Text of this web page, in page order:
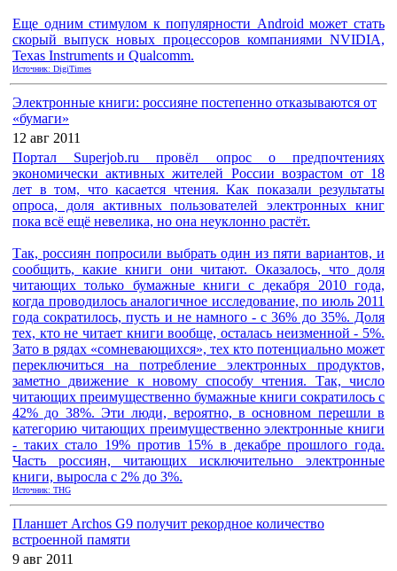
Еще одним стимулом к популярности Android может стать
скорый выпуск новых процессоров компаниями NVIDIA,
Texas Instruments и Qualcomm.
Источник: DigiTimes
Электронные книги: россияне постепенно отказываются от
«бумаги»
12 авг 2011
Портал Superjob.ru провёл опрос о предпочтениях
экономически активных жителей России возрастом от 18
лет в том, что касается чтения. Как показали результаты
опроса, доля активных пользователей электронных книг
пока всё ещё невелика, но она неуклонно растёт.
Так, россиян попросили выбрать один из пяти вариантов, и
сообщить, какие книги они читают. Оказалось, что доля
читающих только бумажные книги с декабря 2010 года,
когда проводилось аналогичное исследование, по июль 2011
года сократилось, пусть и не намного - с 36% до 35%. Доля
тех, кто не читает книги вообще, осталась неизменной - 5%.
Зато в рядах «сомневающихся», тех кто потенциально может
переключиться на потребление электронных продуктов,
заметно движение к новому способу чтения. Так, число
читающих преимущественно бумажные книги сократилось с
42% до 38%. Эти люди, вероятно, в основном перешли в
категорию читающих преимущественно электронные книги
- таких стало 19% против 15% в декабре прошлого года.
Часть россиян, читающих исключительно электронные
книги, выросла с 2% до 3%.
Источник: THG
Планшет Archos G9 получит рекордное количество
встроенной памяти
9 авг 2011